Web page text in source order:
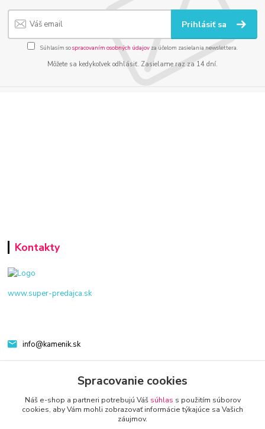
Prihlásiť sa
Súhlasím sospracovaním osobných údajov za účelom zasielania newslettera.
Môžete sa kedykoľvek odhlásiť. Zasielame raz za 14 dní.
Kontakty
www.super-predajca.sk
info@kamenik.sk
Spracovanie cookies
Náš e-shop a partneri potrebujú Váš súhlas s použitím súborov
cookies, aby Vám mohli zobrazovať informácie týkajúce sa Vašich
záujmov.